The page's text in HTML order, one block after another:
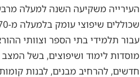
עבור תלמידי בתי הספר וצוותי
מוסדות לימוד ושיפוצים, בשל